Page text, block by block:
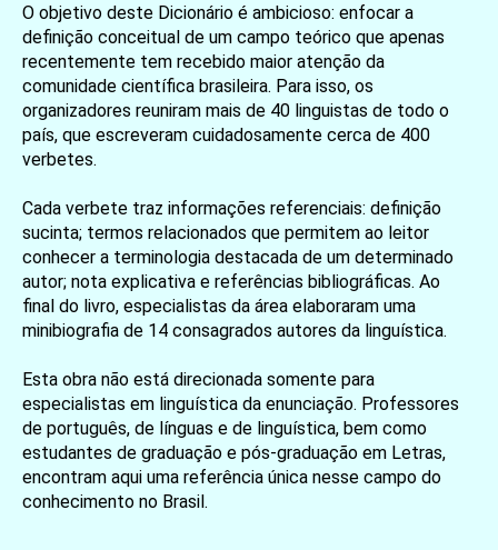
O objetivo deste Dicionário é ambicioso: enfocar a
definição conceitual de um campo teórico que apenas
recentemente tem recebido maior atenção da
comunidade científica brasileira. Para isso, os
organizadores reuniram mais de 40 linguistas de todo o
país, que escreveram cuidadosamente cerca de 400
verbetes.
Cada verbete traz informações referenciais: definição
sucinta; termos relacionados que permitem ao leitor
conhecer a terminologia destacada de um determinado
autor; nota explicativa e referências bibliográficas. Ao
final do livro, especialistas da área elaboraram uma
minibiografia de 14 consagrados autores da linguística.
Esta obra não está direcionada somente para
especialistas em linguística da enunciação. Professores
de português, de línguas e de linguística, bem como
estudantes de graduação e pós-graduação em Letras,
encontram aqui uma referência única nesse campo do
conhecimento no Brasil.